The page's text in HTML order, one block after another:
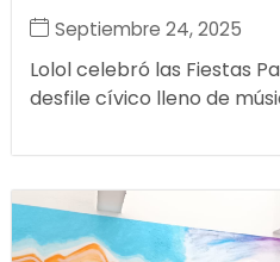
Septiembre 24, 2025
Lolol celebró las Fiestas
desfile cívico lleno de